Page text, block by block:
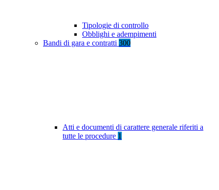
Tipologie di controllo
Obblighi e adempimenti
Bandi di gara e contratti 300
Atti e documenti di carattere generale riferiti a
tutte le procedure 1